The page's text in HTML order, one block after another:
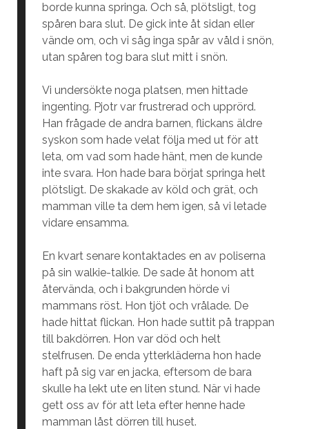
borde kunna springa. Och så, plötsligt, tog
spåren bara slut. De gick inte åt sidan eller
vände om, och vi såg inga spår av våld i snön,
utan spåren tog bara slut mitt i snön.
Vi undersökte noga platsen, men hittade
ingenting. Pjotr var frustrerad och upprörd.
Han frågade de andra barnen, flickans äldre
syskon som hade velat följa med ut för att
leta, om vad som hade hänt, men de kunde
inte svara. Hon hade bara börjat springa helt
plötsligt. De skakade av köld och grät, och
mamman ville ta dem hem igen, så vi letade
vidare ensamma.
En kvart senare kontaktades en av poliserna
på sin walkie-talkie. De sade åt honom att
återvända, och i bakgrunden hörde vi
mammans röst. Hon tjöt och vrålade. De
hade hittat flickan. Hon hade suttit på trappan
till bakdörren. Hon var död och helt
stelfrusen. De enda ytterkläderna hon hade
haft på sig var en jacka, eftersom de bara
skulle ha lekt ute en liten stund. När vi hade
gett oss av för att leta efter henne hade
mamman låst dörren till huset.